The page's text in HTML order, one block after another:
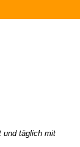
und täglich mit